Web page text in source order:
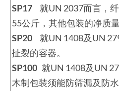
SP17 就UN 2037而言，
55公斤，其他包装的净质
SP20
就UN 1408及UN
扯裂的容器。
SP100 就UN 1408及UN
木制包装须能防筛漏及防